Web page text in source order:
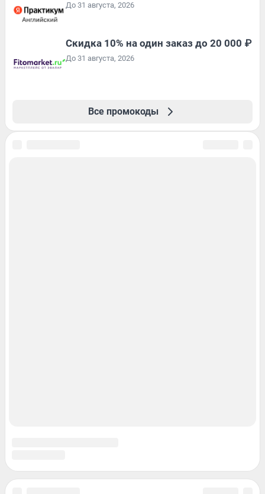
До 31 августа, 2026
Скидка 10% на один заказ до 20 000 ₽
До 31 августа, 2026
Все промокоды